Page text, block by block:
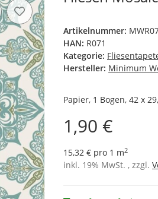
Artikelnummer:
HAN: R071
Kategorie:
Hersteller: Minimum
Papier, 1 Bogen, 42 x
1,90 €
15,32 € pro 1 m2
inkl. 19% MwSt. , zzgl.